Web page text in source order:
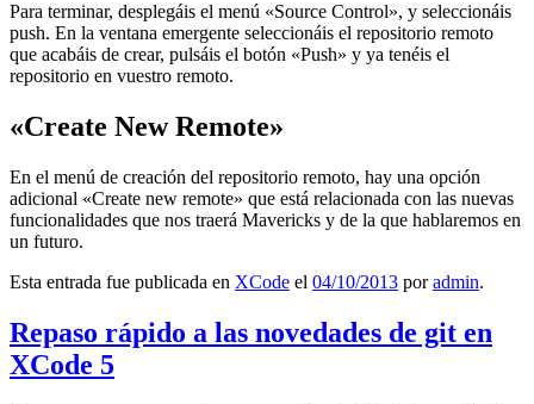
Para terminar, desplegáis el menú «Source Control», y seleccionáis
push. En la ventana emergente seleccionáis el repositorio remoto
que acabáis de crear, pulsáis el botón «Push» y ya tenéis el
repositorio en vuestro remoto.
«Create New Remote»
En el menú de creación del repositorio remoto, hay una opción
adicional «Create new remote» que está relacionada con las nuevas
funcionalidades que nos traerá Mavericks y de la que hablaremos en
un futuro.
Esta entrada fue publicada en XCode el 04/10/2013 poradmin.
Repaso rápido a las novedades de git en
XCode 5